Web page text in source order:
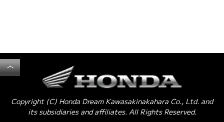
︿
Copyright (C) Honda Dream Kawasakinakahara Co., Ltd. and
its subsidiaries and affiliates. All Rights Reserved.